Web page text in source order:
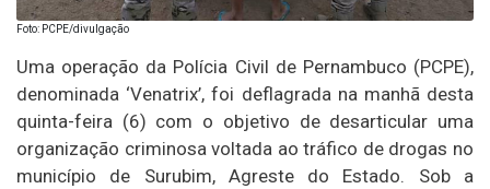
Foto: PCPE/divulgação
Uma operação da Polícia Civil de Pernambuco (PCPE),
denominada ‘Venatrix’, foi deflagrada na manhã desta
quinta-feira (6) com o objetivo de desarticular uma
organização criminosa voltada ao tráfico de drogas no
município de Surubim, Agreste do Estado. Sob a